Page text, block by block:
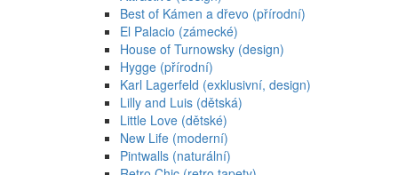
Best of Kámen a dřevo (přírodní)
El Palacio (zámecké)
House of Turnowsky (design)
Hygge (přírodní)
Karl Lagerfeld (exklusivní, design)
Lilly and Luis (dětská)
Little Love (dětské)
New Life (moderní)
Pintwalls (naturální)